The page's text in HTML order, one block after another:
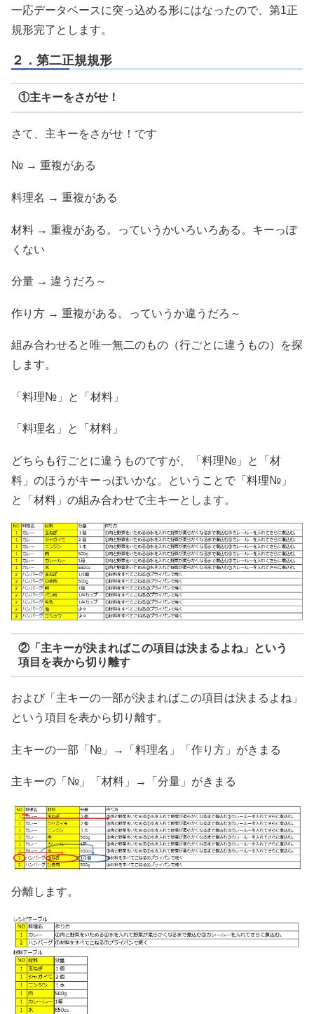
一応データベースに突っ込める形にはなったので、第1正
規形完了とします。
２．第二正規規形
①主キーをさがせ！
さて、主キーをさがせ！です
№ → 重複がある
料理名 → 重複がある
材料 → 重複がある。っていうかいろいろある。キーっぽ
くない
分量 → 違うだろ～
作り方 → 重複がある。っていうか違うだろ～
組み合わせると唯一無二のもの（行ごとに違うもの）を探
します。
「料理№」と「材料」
「料理名」と「材料」
どちらも行ごとに違うものですが、「料理№」と「材
料」のほうがキーっぽいかな。ということで「料理№」
と「材料」の組み合わせで主キーとします。
②「主キーが決まればこの項目は決まるよね」という
項目を表から切り離す
および「主キーの一部が決まればこの項目は決まるよね」
という項目を表から切り離す。
主キーの一部「№」→「料理名」「作り方」がきまる
主キーの「№」「材料」→「分量」がきまる
分離します。